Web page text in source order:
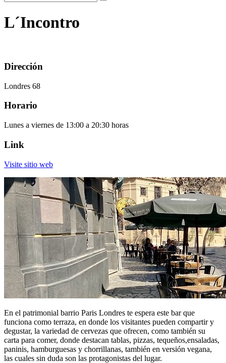
L´Incontro
Dirección
Londres 68
Horario
Lunes a viernes de 13:00 a 20:30 horas
Link
Visite sitio web
En el patrimonial barrio Paris Londres te espera este bar que
funciona como terraza, en donde los visitantes pueden compartir y
degustar, la variedad de cervezas que ofrecen, como también su
carta para comer, donde destacan tablas, pizzas, tequeños,ensaladas,
paninis, hamburguesas y chorrillanas, también en versión vegana,
las cuales sin duda son las protagonistas del lugar.